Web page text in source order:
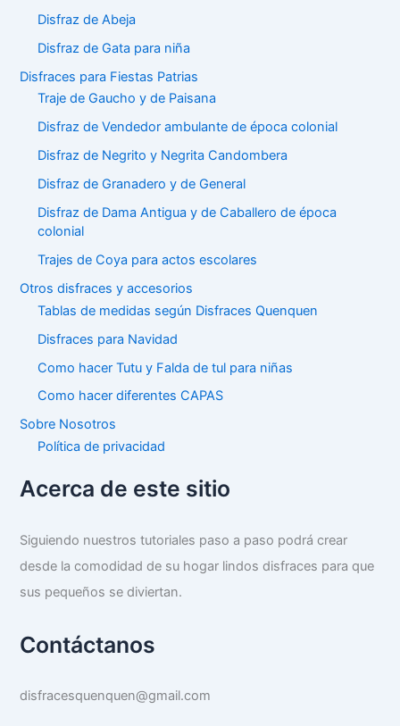
Disfraz de Abeja
Disfraz de Gata para niña
Disfraces para Fiestas Patrias
Traje de Gaucho y de Paisana
Disfraz de Vendedor ambulante de época colonial
Disfraz de Negrito y Negrita Candombera
Disfraz de Granadero y de General
Disfraz de Dama Antigua y de Caballero de época
colonial
Trajes de Coya para actos escolares
Otros disfraces y accesorios
Tablas de medidas según Disfraces Quenquen
Disfraces para Navidad
Como hacer Tutu y Falda de tul para niñas
Como hacer diferentes CAPAS
Sobre Nosotros
Política de privacidad
Acerca de este sitio
Siguiendo nuestros tutoriales paso a paso podrá crear
desde la comodidad de su hogar lindos disfraces para que
sus pequeños se diviertan.
Contáctanos
disfracesquenquen@gmail.com